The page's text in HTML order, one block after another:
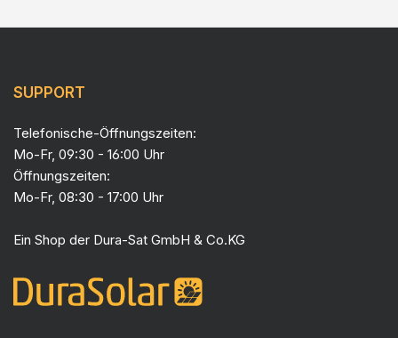
SUPPORT
Telefonische-Öffnungszeiten:
Mo-Fr, 09:30 - 16:00 Uhr
Öffnungszeiten:
Mo-Fr, 08:30 - 17:00 Uhr
Ein Shop der Dura-Sat GmbH & Co.KG